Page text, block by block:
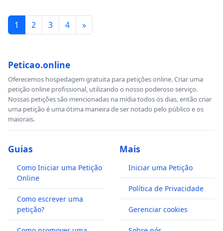
1 2 3 4 »
Peticao.online
Oferecemos hospedagem gratuita para petições online. Criar uma
petição online profissional, utilizando o nosso poderoso serviço.
Nossas petições são mencionadas na mídia todos os dias, então criar
uma petição é uma ótima maneira de ser notado pelo público e os
maiorais.
Guias
Como Iniciar uma Petição
Online
Como escrever uma
petição?
Mais
Iniciar uma Petição
Política de Privacidade
Gerenciar cookies